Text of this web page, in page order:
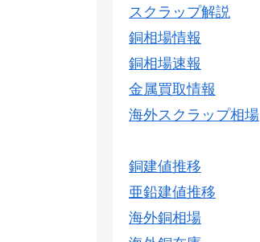
スクラップ解説
銅相場情報
銅相場速報
金属買取情報
海外スクラップ相場
銅建値推移
亜鉛建値推移
海外銅相場